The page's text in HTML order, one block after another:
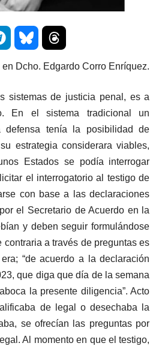
en Dcho. Edgardo Corro Enríquez.
sistemas de justicia penal, es a
En el sistema tradicional un
defensa tenía la posibilidad de
estrategia considerara viables,
Estados se podía interrogar
el interrogatorio al testigo de
con base a las declaraciones
el Secretario de Acuerdo en la
y deben seguir formulándose
a través de preguntas es
“de acuerdo a la declaración
que diga que día de la semana
la presente diligencia”. Acto
de legal o desechaba la
se ofrecían las preguntas por
Al momento en que el testigo,